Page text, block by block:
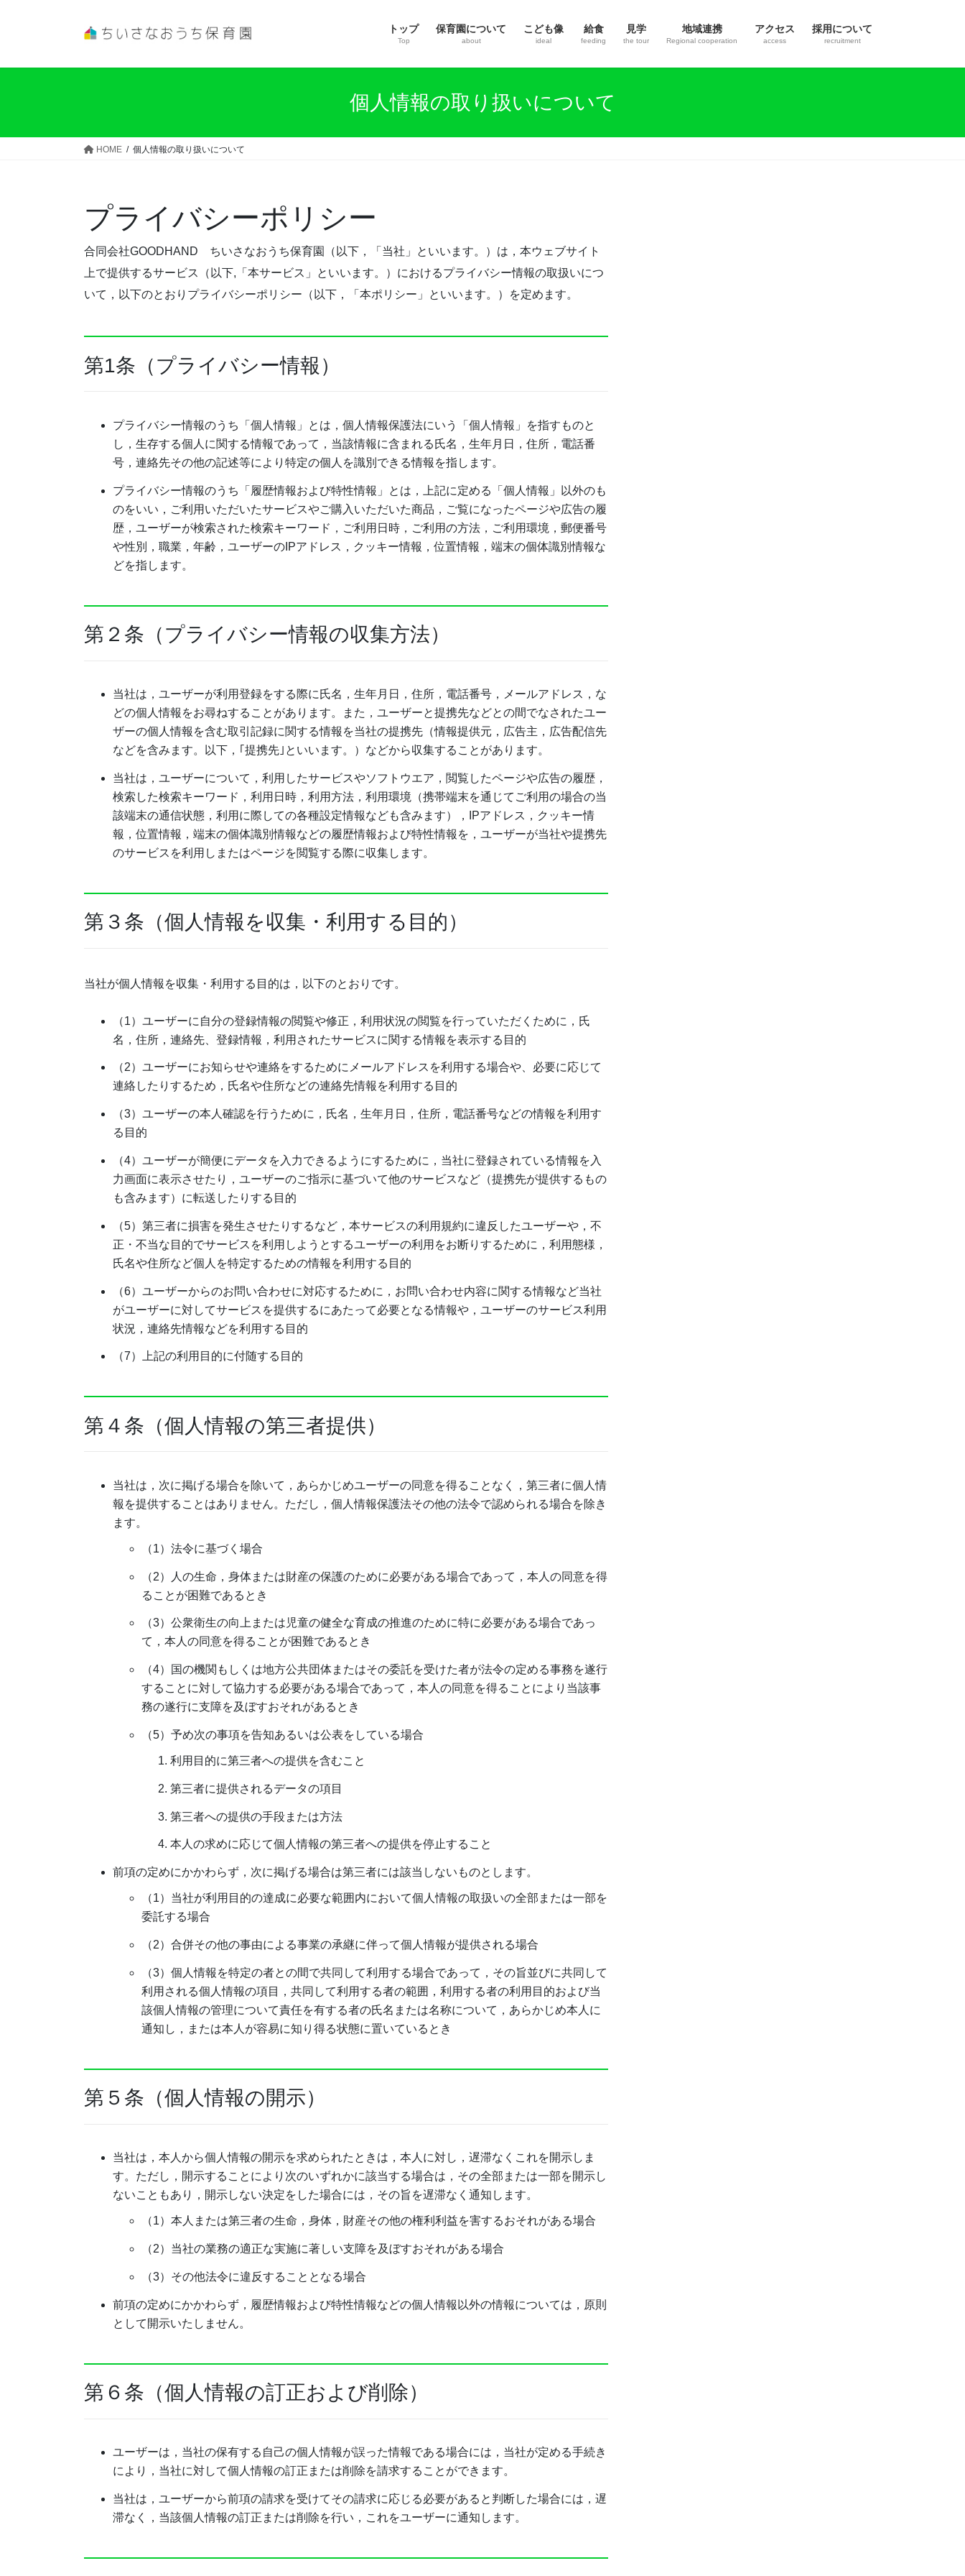
トップ
Top
保育園について
about
こども像
ideal
給食
feeding
見学
the tour
地域連携
Regional cooperation
アクセス
access
採用について
recruitment
個人情報の取り扱いについて
HOME 個人情報の取り扱いについて
プライバシーポリシー
合同会社GOODHAND ちいさなおうち保育園（以下，「当社」といいます。）は，本ウェブサイト
上で提供するサービス（以下,「本サービス」といいます。）におけるプライバシー情報の取扱いにつ
いて，以下のとおりプライバシーポリシー（以下，「本ポリシー」といいます。）を定めます。
第1条（プライバシー情報）
プライバシー情報のうち「個人情報」とは，個人情報保護法にいう「個人情報」を指すものと
し，生存する個人に関する情報であって，当該情報に含まれる氏名，生年月日，住所，電話番
号，連絡先その他の記述等により特定の個人を識別できる情報を指します。
プライバシー情報のうち「履歴情報および特性情報」とは，上記に定める「個人情報」以外のも
のをいい，ご利用いただいたサービスやご購入いただいた商品，ご覧になったページや広告の履
歴，ユーザーが検索された検索キーワード，ご利用日時，ご利用の方法，ご利用環境，郵便番号
や性別，職業，年齢，ユーザーのIPアドレス，クッキー情報，位置情報，端末の個体識別情報な
どを指します。
第２条（プライバシー情報の収集方法）
当社は，ユーザーが利用登録をする際に氏名，生年月日，住所，電話番号，メールアドレス，な
どの個人情報をお尋ねすることがあります。また，ユーザーと提携先などとの間でなされたユー
ザーの個人情報を含む取引記録に関する情報を当社の提携先（情報提供元，広告主，広告配信先
などを含みます。以下，｢提携先｣といいます。）などから収集することがあります。
当社は，ユーザーについて，利用したサービスやソフトウエア，閲覧したページや広告の履歴，
検索した検索キーワード，利用日時，利用方法，利用環境（携帯端末を通じてご利用の場合の当
該端末の通信状態，利用に際しての各種設定情報なども含みます），IPアドレス，クッキー情
報，位置情報，端末の個体識別情報などの履歴情報および特性情報を，ユーザーが当社や提携先
のサービスを利用しまたはページを閲覧する際に収集します。
第３条（個人情報を収集・利用する目的）
当社が個人情報を収集・利用する目的は，以下のとおりです。
（1）ユーザーに自分の登録情報の閲覧や修正，利用状況の閲覧を行っていただくために，氏
名，住所，連絡先、登録情報，利用されたサービスに関する情報を表示する目的
（2）ユーザーにお知らせや連絡をするためにメールアドレスを利用する場合や、必要に応じて
連絡したりするため，氏名や住所などの連絡先情報を利用する目的
（3）ユーザーの本人確認を行うために，氏名，生年月日，住所，電話番号などの情報を利用す
る目的
（4）ユーザーが簡便にデータを入力できるようにするために，当社に登録されている情報を入
力画面に表示させたり，ユーザーのご指示に基づいて他のサービスなど（提携先が提供するもの
も含みます）に転送したりする目的
（5）第三者に損害を発生させたりするなど，本サービスの利用規約に違反したユーザーや，不
正・不当な目的でサービスを利用しようとするユーザーの利用をお断りするために，利用態様，
氏名や住所など個人を特定するための情報を利用する目的
（6）ユーザーからのお問い合わせに対応するために，お問い合わせ内容に関する情報など当社
がユーザーに対してサービスを提供するにあたって必要となる情報や，ユーザーのサービス利用
状況，連絡先情報などを利用する目的
（7）上記の利用目的に付随する目的
第４条（個人情報の第三者提供）
当社は，次に掲げる場合を除いて，あらかじめユーザーの同意を得ることなく，第三者に個人情
報を提供することはありません。ただし，個人情報保護法その他の法令で認められる場合を除き
ます。
（1）法令に基づく場合
（2）人の生命，身体または財産の保護のために必要がある場合であって，本人の同意を得
ることが困難であるとき
（3）公衆衛生の向上または児童の健全な育成の推進のために特に必要がある場合であっ
て，本人の同意を得ることが困難であるとき
（4）国の機関もしくは地方公共団体またはその委託を受けた者が法令の定める事務を遂行
することに対して協力する必要がある場合であって，本人の同意を得ることにより当該事
務の遂行に支障を及ぼすおそれがあるとき
（5）予め次の事項を告知あるいは公表をしている場合
利用目的に第三者への提供を含むこと
第三者に提供されるデータの項目
第三者への提供の手段または方法
本人の求めに応じて個人情報の第三者への提供を停止すること
前項の定めにかかわらず，次に掲げる場合は第三者には該当しないものとします。
（1）当社が利用目的の達成に必要な範囲内において個人情報の取扱いの全部または一部を
委託する場合
（2）合併その他の事由による事業の承継に伴って個人情報が提供される場合
（3）個人情報を特定の者との間で共同して利用する場合であって，その旨並びに共同して
利用される個人情報の項目，共同して利用する者の範囲，利用する者の利用目的および当
該個人情報の管理について責任を有する者の氏名または名称について，あらかじめ本人に
通知し，または本人が容易に知り得る状態に置いているとき
第５条（個人情報の開示）
当社は，本人から個人情報の開示を求められたときは，本人に対し，遅滞なくこれを開示しま
す。ただし，開示することにより次のいずれかに該当する場合は，その全部または一部を開示し
ないこともあり，開示しない決定をした場合には，その旨を遅滞なく通知します。
（1）本人または第三者の生命，身体，財産その他の権利利益を害するおそれがある場合
（2）当社の業務の適正な実施に著しい支障を及ぼすおそれがある場合
（3）その他法令に違反することとなる場合
前項の定めにかかわらず，履歴情報および特性情報などの個人情報以外の情報については，原則
として開示いたしません。
第６条（個人情報の訂正および削除）
ユーザーは，当社の保有する自己の個人情報が誤った情報である場合には，当社が定める手続き
により，当社に対して個人情報の訂正または削除を請求することができます。
当社は，ユーザーから前項の請求を受けてその請求に応じる必要があると判断した場合には，遅
滞なく，当該個人情報の訂正または削除を行い，これをユーザーに通知します。